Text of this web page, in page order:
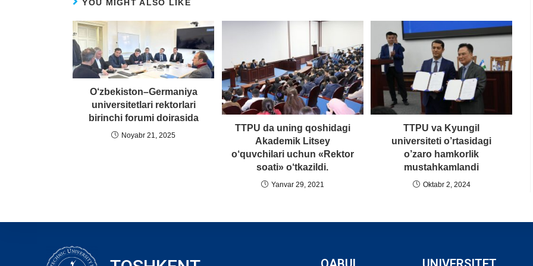
YOU MIGHT ALSO LIKE
O‘zbekiston–Germaniya
universitetlari rektorlari
birinchi forumi doirasida
Noyabr 21, 2025
TTPU da uning qoshidagi
Akademik Litsey
o‘quvchilari uchun «Rektor
soati» o‘tkazildi.
Yanvar 29, 2021
TTPU va Kyungil
universiteti o’rtasidagi
o’zaro hamkorlik
mustahkamlandi
Oktabr 2, 2024